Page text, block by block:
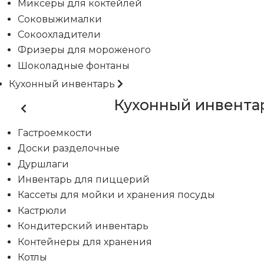
Миксеры для коктейлей
Соковыжималки
Сокоохладители
Фризеры для мороженого
Шоколадные фонтаны
Кухонный инвентарь
Кухонный
Гастроемкости
Доски разделочные
Дуршлаги
Инвентарь для пиццерий
Кассеты для мойки и хранения посуды
Кастрюли
Кондитерский инвентарь
Контейнеры для хранения
Котлы